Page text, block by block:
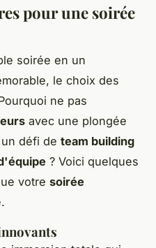
pour une soirée
soirée en un
le choix des
ne pas
avec une plongée
défi de team building
? Voici quelques
votre soirée